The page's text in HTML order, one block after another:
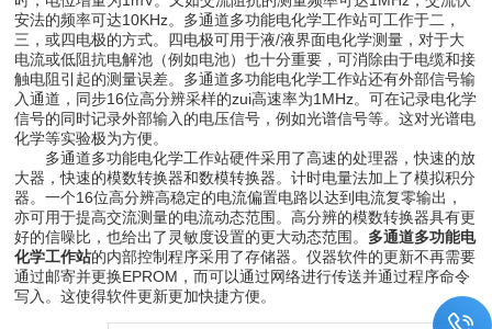
安法的频率可达10KHz。多通道多功能电化学工作站可工作于二，
三，或四电极的方式。四电极可用于液/液界面电化学测量，对于大
电流或低阻抗电解池（例如电池）也十分重要，可消除由于电缆和接
触电阻引起的测量误差。多通道多功能电化学工作站还有外部信号输
入通道，同步16位高分辨采样的zui高速率为1MHz。可在记录电化学
信号的同时记录外部输入的电压信号，例如光谱信号等。这对光谱电
化学等实验极为方便。
多通道多功能电化学工作站硬件采用了高速的处理器，快速的放
大器，快速的模数转换器和数模转换器。计时电量法加上了模拟积分
器。一个16位高分辨高稳定的电流偏置电路以达到电流复零输出，
亦可用于提高交流测量的电流动态范围。高分辨的模数转换器具有更
好的信噪比，也给出了灵敏度设置的更大动态范围。 多通道多功能电
化学工作站的内部控制程序采用了存储器。仪器软件的更新不再需要
通过邮寄并更换EPROM，而可以通过网络进行传送并通过程序命令
写入。这使得软件更新更加快捷方便。